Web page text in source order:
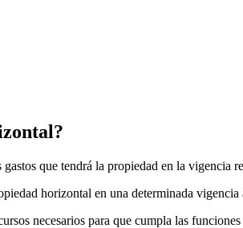
que tendrá la propiedad en la vigencia
horizontal en una determinada vigencia
necesarios para que cumpla las